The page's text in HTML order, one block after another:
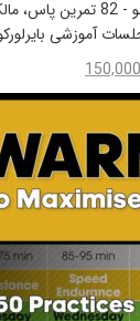
خرید آنلاین کتاب ژابی
آموزشی